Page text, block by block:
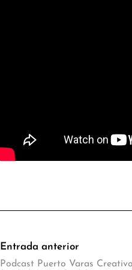
Entrada anterior
Podcast Puerto Varas